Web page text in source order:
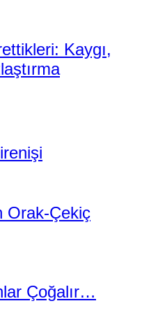
Kaygı,
Orak-Çekiç
Çoğalır…